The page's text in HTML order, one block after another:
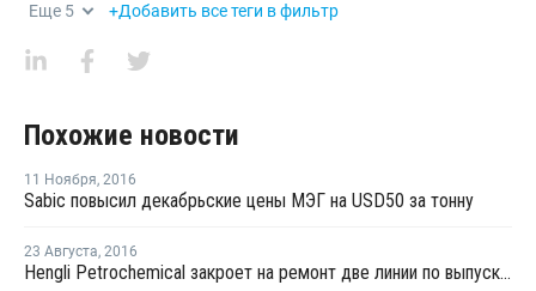
Еще 5 +Добавить все теги в фильтр
Похожие новости
11 Ноября, 2016
Sabic повысил декабрьские цены МЭГ на USD50 за тонну
23 Августа, 2016
Hengli Petrochemical закроет на ремонт две линии по выпуску ТФК в сентябре-октябре